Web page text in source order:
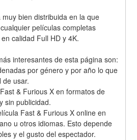
bien distribuida en la que
películas completas
calidad Full HD y 4K.
interesantes de esta página son:
por género y por año lo que
de usar.
& Furious X en formatos de
sin publicidad.
Fast & Furious X online en
u otros idiomas. Esto depende
y el gusto del espectador.